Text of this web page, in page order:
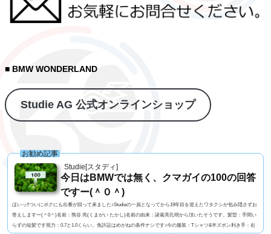
■ BMW WONDERLAND
Studie AG 公式オンラインショップ
Studie[スタディ]
お勧め記事
今日はBMWでは無く、クマガイの100の回答
ですー(＾０＾)
ほいっ!!ついにボクにも出番が回って来ました♪Studieの一員となってから19年目を迎えたワタクシが包み隠さずお
答えしますー(＾0＾)名前：熊谷 亮(くまがい たかし)名前の由来：諸葛亮孔明から頂いたそうです。髪型：手間い
らずの短髪です視力：0.7と1.0くらい。免許証はめがねの条件ナシです♪今の服装：Tシャツ&半ズボン利き手：右